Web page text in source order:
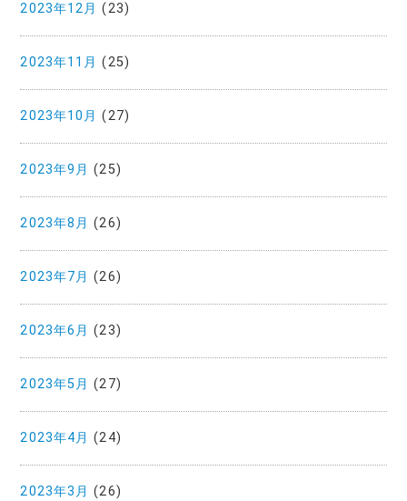
2023年12月 (23)
2023年11月 (25)
2023年10月 (27)
2023年9月 (25)
2023年8月 (26)
2023年7月 (26)
2023年6月 (23)
2023年5月 (27)
2023年4月 (24)
2023年3月 (26)